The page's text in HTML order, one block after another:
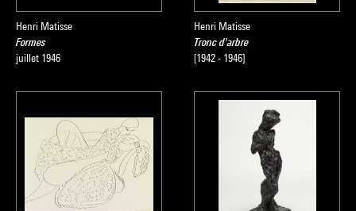
Henri Matisse
Formes
juillet 1946
Henri Matisse
Tronc d'arbre
[1942 - 1946]